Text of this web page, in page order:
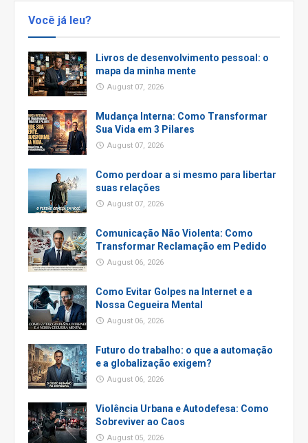
Você já leu?
Livros de desenvolvimento pessoal: o
mapa da minha mente
August 07, 2026
Mudança Interna: Como Transformar
Sua Vida em 3 Pilares
August 07, 2026
Como perdoar a si mesmo para libertar
suas relações
August 07, 2026
Comunicação Não Violenta: Como
Transformar Reclamação em Pedido
August 06, 2026
Como Evitar Golpes na Internet e a
Nossa Cegueira Mental
August 06, 2026
Futuro do trabalho: o que a automação
e a globalização exigem?
August 06, 2026
Violência Urbana e Autodefesa: Como
Sobreviver ao Caos
August 05, 2026